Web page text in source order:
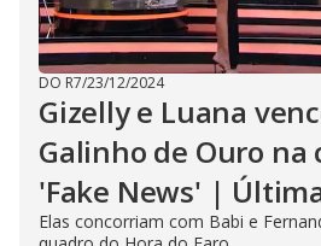
DO R7/23/12/2024
Gizelly e Luana
Galinho de Ouro na
'Fake News' |
Elas concorriam com Babi e